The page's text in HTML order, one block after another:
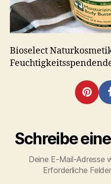
Bioselect
Schreibe
Deine E-Mail-Adresse
Erforderliche